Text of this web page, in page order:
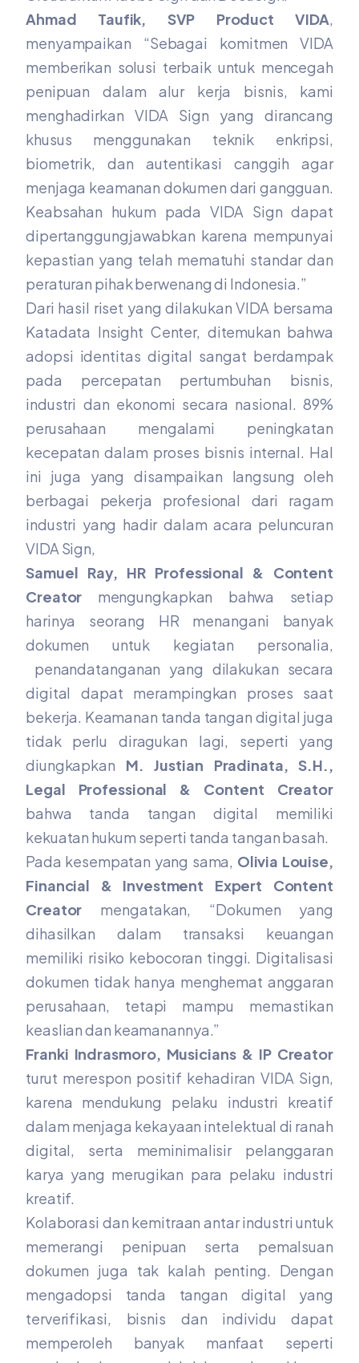
Ahmad Taufik, SVP Product VIDA,
menyampaikan “Sebagai komitmen VIDA
memberikan solusi terbaik untuk mencegah
penipuan dalam alur kerja bisnis, kami
menghadirkan VIDA Sign yang dirancang
khusus menggunakan teknik enkripsi,
biometrik, dan autentikasi canggih agar
menjaga keamanan dokumen dari gangguan.
Keabsahan hukum pada VIDA Sign dapat
dipertanggungjawabkan karena mempunyai
kepastian yang telah mematuhi standar dan
peraturan pihak berwenang di Indonesia.”
Dari hasil riset yang dilakukan VIDA bersama
Katadata Insight Center, ditemukan bahwa
adopsi identitas digital sangat berdampak
pada percepatan pertumbuhan bisnis,
industri dan ekonomi secara nasional. 89%
perusahaan mengalami peningkatan
kecepatan dalam proses bisnis internal. Hal
ini juga yang disampaikan langsung oleh
berbagai pekerja profesional dari ragam
industri yang hadir dalam acara peluncuran
VIDA Sign,
Samuel Ray, HR Professional & Content
Creator mengungkapkan
bahwa setiap
harinya seorang HR menangani banyak
dokumen untuk kegiatan personalia,
penandatanganan yang dilakukan secara
digital dapat merampingkan proses saat
bekerja. Keamanan tanda tangan digital juga
tidak perlu diragukan lagi, seperti yang
diungkapkan M. Justian Pradinata, S.H.,
Legal Professional & Content Creator
bahwa tanda tangan digital memiliki
kekuatan hukum seperti tanda tangan basah.
Pada kesempatan yang sama, Olivia Louise,
Financial & Investment Expert Content
Creator
mengatakan, “Dokumen yang
dihasilkan dalam transaksi keuangan
memiliki risiko kebocoran tinggi. Digitalisasi
dokumen tidak hanya menghemat anggaran
perusahaan, tetapi mampu memastikan
keaslian dan keamanannya.”
Franki Indrasmoro, Musicians & IP Creator
turut merespon positif kehadiran VIDA Sign,
karena mendukung pelaku industri kreatif
dalam menjaga kekayaan intelektual di ranah
digital, serta meminimalisir pelanggaran
karya yang merugikan para pelaku industri
kreatif.
Kolaborasi dan kemitraan antar industri untuk
memerangi penipuan serta pemalsuan
dokumen juga tak kalah penting. Dengan
mengadopsi tanda tangan digital yang
terverifikasi, bisnis dan individu dapat
memperoleh banyak manfaat seperti